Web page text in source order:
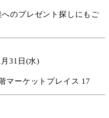
のプレゼント探しにもご
31日(水)
マーケットプレイス 17